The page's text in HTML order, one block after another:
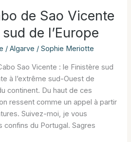
de Sao Vicente
de l’Europe
/Algarve /Sophie Meriotte
Sao Vicente : le Finistère sud
à l’extrême sud-Ouest de
continent. Du haut de ces
ressent comme un appel à partir
Suivez-moi, je vous
confins du Portugal. Sagres